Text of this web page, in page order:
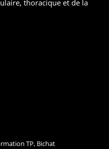
thoracique et de la
TP, Bichat